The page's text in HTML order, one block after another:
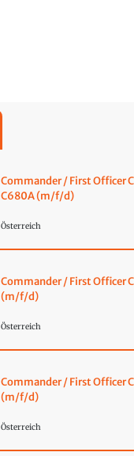
Commander / First Officer
C680A (m/f/d)
Österreich
Commander / First Officer
(m/f/d)
Österreich
Commander / First Officer
(m/f/d)
Österreich